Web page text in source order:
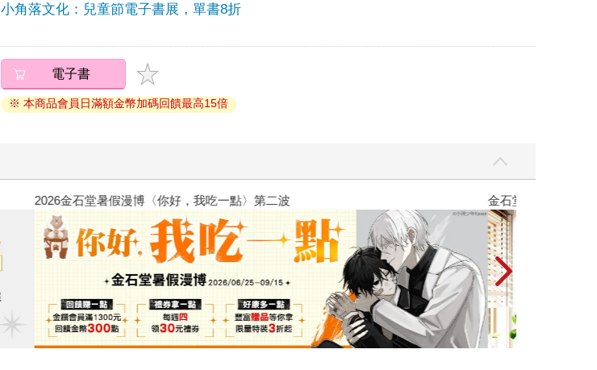
小角落文化：兒童節電子書展，單書8折
電子書
※ 本商品會員日滿額金幣加碼回饋最高15倍
2026金石堂暑假漫博〈你好，我吃一點〉第二波 金石堂2026海